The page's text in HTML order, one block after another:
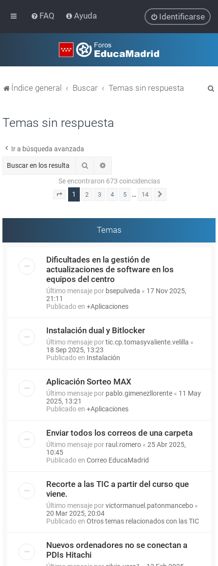
FAQ Ayuda Identificarse
Índice general Buscar Temas sin respuesta
Temas sin respuesta
Ir a búsqueda avanzada
Buscar
Se encontraron 673 coincidencias
Página 1de 14
1 2 3 4 5 … 14
Temas
Dificultades en la gestión de
actualizaciones de software en los
equipos del centro
Último mensaje por bsepulveda « 17 Nov 2025,
21:11
Publicado en +Aplicaciones
Instalación dual y Bitlocker
Último mensaje portic.cp.tomasyvaliente.velilla «
18 Sep 2025, 13:23
Publicado en Instalación
Aplicación Sorteo MAX
Último mensaje por pablo.gimenezllorente « 11 May
2025, 13:21
Publicado en +Aplicaciones
Enviar todos los correos de una carpeta
Último mensaje por raul.romero « 25 Abr 2025,
10:45
Publicado en Correo EducaMadrid
Recorte a las TIC a partir del curso que
viene.
Último mensaje porvictormanuel.patonmancebo «
20 Mar 2025, 20:04
Publicado en Otros temas relacionados con las TIC
Nuevos ordenadores no se conectan a
PDIs Hitachi